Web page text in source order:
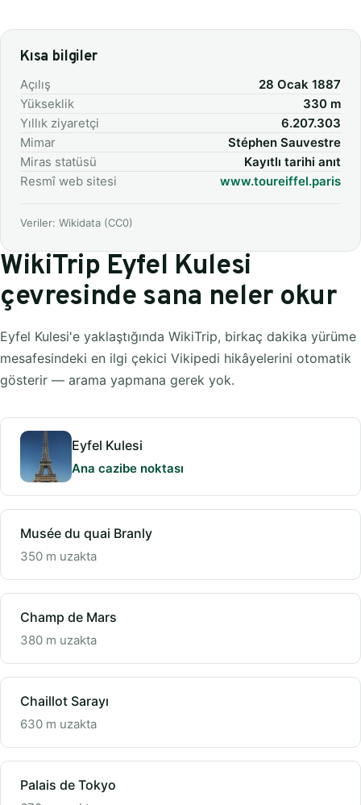
Kısa bilgiler
Açılış
28 Ocak 1887
Yükseklik
330 m
Yıllık ziyaretçi
6.207.303
Mimar
Stéphen Sauvestre
Miras statüsü
Kayıtlı tarihi anıt
Resmî web sitesi
www.toureiffel.paris
Veriler: Wikidata (CC0)
WikiTrip Eyfel Kulesi
çevresinde sana neler okur
Eyfel Kulesi'e yaklaştığında WikiTrip, birkaç dakika yürüme
mesafesindeki en ilgi çekici Vikipedi hikâyelerini otomatik
gösterir — arama yapmana gerek yok.
Eyfel Kulesi
Ana cazibe noktası
Musée du quai Branly
350 m uzakta
Champ de Mars
380 m uzakta
Chaillot Sarayı
630 m uzakta
Palais de Tokyo